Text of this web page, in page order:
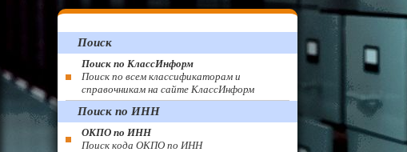
Поиск
Поиск по КлассИнформ
Поиск по всем классификаторам и
справочникам на сайте КлассИнформ
Поиск по ИНН
ОКПО по ИНН
Поиск кода ОКПО по ИНН